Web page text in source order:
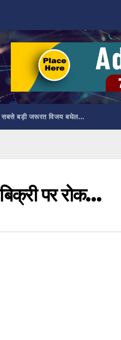
बड़ी जरूरत विजय बघेल…
पर रोक…